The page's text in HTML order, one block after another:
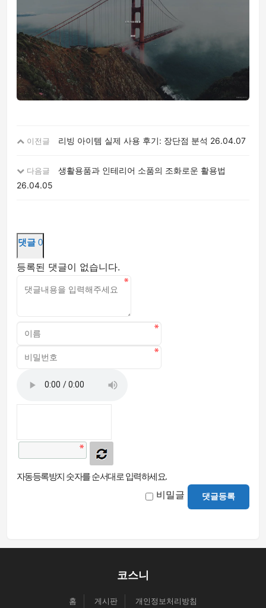
이전글 리빙 아이템 실제 사용 후기: 장단점 분석 26.04.07
다음글
생활용품과 인테리어 소품의 조화로운 활용법
26.04.05
댓글 0
등록된 댓글이 없습니다.
자동등록방지 숫자를 순서대로 입력하세요.
비밀글 댓글등록
코스니
홈 게시판 개인정보처리방침